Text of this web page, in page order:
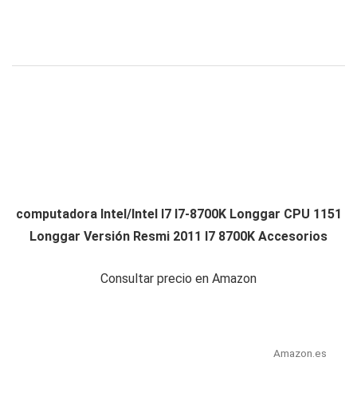
computadora Intel/Intel I7 I7-8700K Longgar CPU 1151
Longgar Versión Resmi 2011 I7 8700K Accesorios
Consultar precio en Amazon
Amazon.es